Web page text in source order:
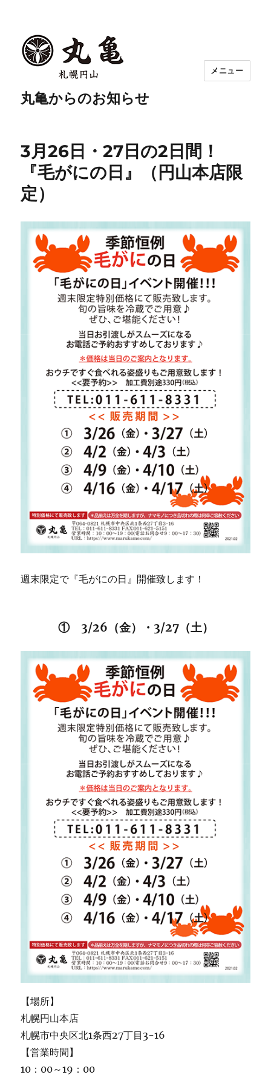
丸亀からのお知らせ
メニュー
3月26日・27日の2日間！
『毛がにの日』（円山本店限
定）
週末限定で『毛がにの日』開催致します！
① 3/26（金）・3/27（土）
【場所】
札幌円山本店
札幌市中央区北1条西27丁目3-16
【営業時間】
10：00～19：00